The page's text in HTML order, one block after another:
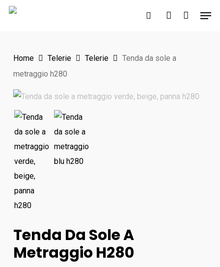
Skip
search account
Home Telerie Telerie
Tenda da sole a
metraggio h280
Tenda Da Sole A
Metraggio H280